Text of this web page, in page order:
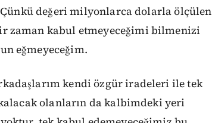
değeri milyonlarca dolarla ölçülen
zaman kabul etmeyeceğimi bilmenizi
eğmeyeceğim.
kendi özgür iradeleri ile tek
olanların da kalbimdeki yeri